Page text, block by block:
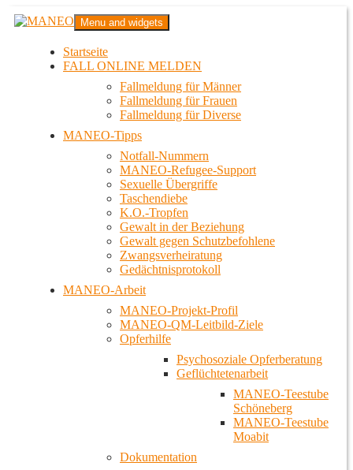
Zum
InhaltMANEO
Das schwule Anti-Gewalt-Projekt in Berlin
Menu and widgets
Startseite
FALL ONLINE MELDEN
Fallmeldung für Männer
Fallmeldung für Frauen
Fallmeldung für Diverse
MANEO-Tipps
Notfall-Nummern
MANEO-Refugee-Support
Sexuelle Übergriffe
Taschendiebe
K.O.-Tropfen
Gewalt in der Beziehung
Gewalt gegen Schutzbefohlene
Zwangsverheiratung
Gedächtnisprotokoll
MANEO-Arbeit
MANEO-Projekt-Profil
MANEO-QM-Leitbild-Ziele
Opferhilfe
Psychosoziale Opferberatung
Geflüchtetenarbeit
MANEO-Teestube
Schöneberg
MANEO-Teestube
Moabit
Dokumentation